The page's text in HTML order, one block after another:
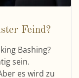
Feind?
Bashing?
sein.
es wird zu